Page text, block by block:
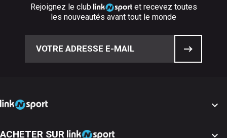
Rejoignez le club
et recevez toutes
les nouveautés avant tout le monde

ACHETER SUR 